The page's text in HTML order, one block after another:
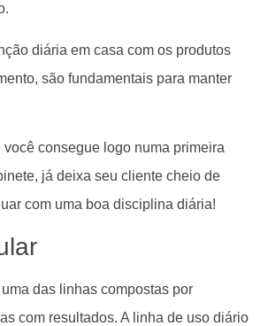
diária em casa com os produtos
são fundamentais para manter
você consegue logo numa primeira
já deixa seu cliente cheio de
com uma boa disciplina diária!
das linhas compostas por
com resultados. A linha de uso diário